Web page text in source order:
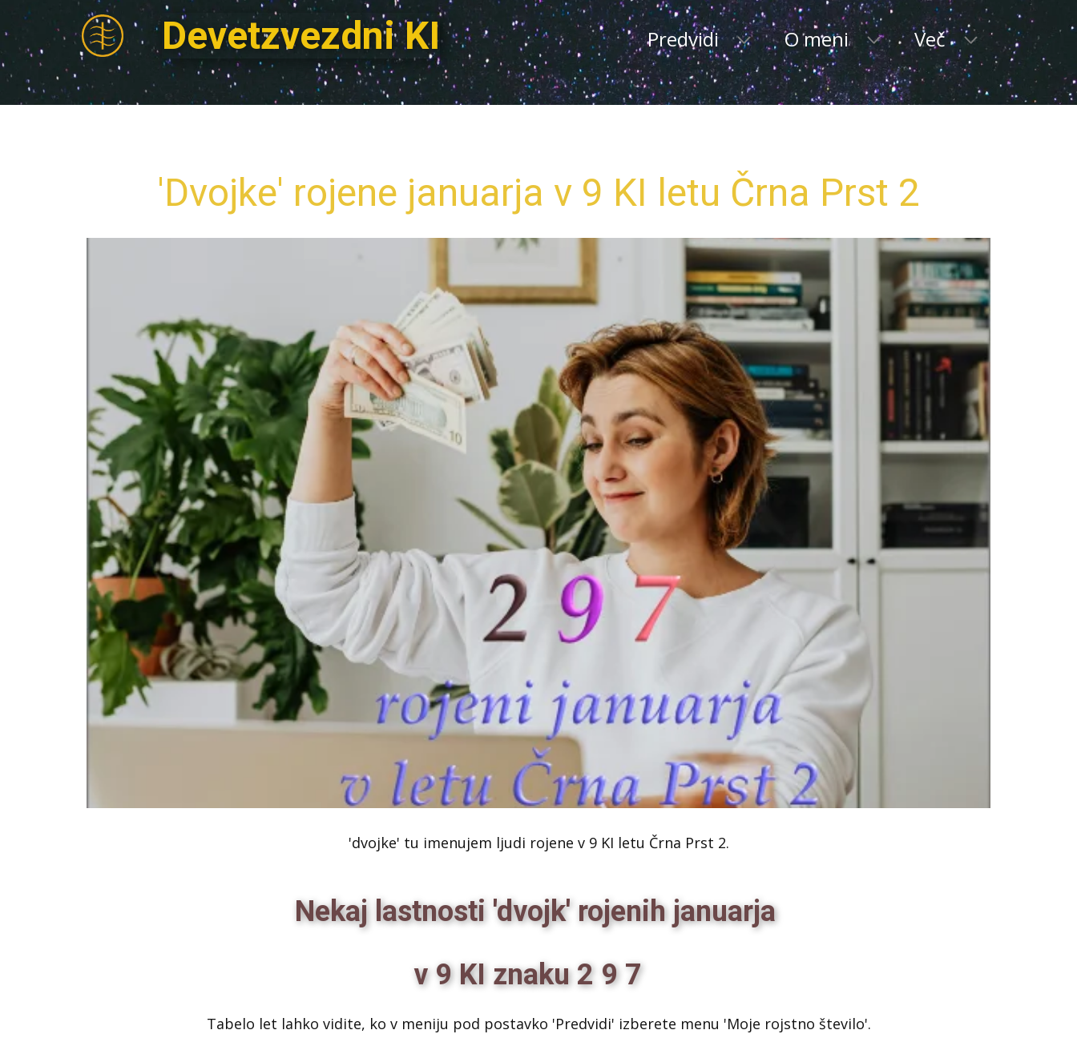
Devetzvezdni KI Predvidi O meni Več
'Dvojke' rojene januarja v 9 KI letu Črna Prst 2
'dvojke' tu imenujem ljudi rojene v 9 KI letu Črna Prst 2.
Nekaj lastnosti 'dvojk' rojenih januarja
v 9 KI znaku 2 9 7
Tabelo let lahko vidite, ko v meniju pod postavko 'Predvidi' izberete menu 'Moje rojstno število'.